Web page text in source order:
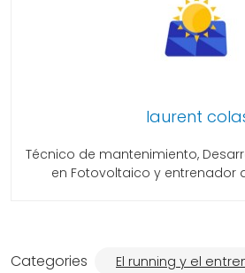
laurent
Técnico de mantenimiento,
en Fotovoltaico y entrenador
Categories El running y el